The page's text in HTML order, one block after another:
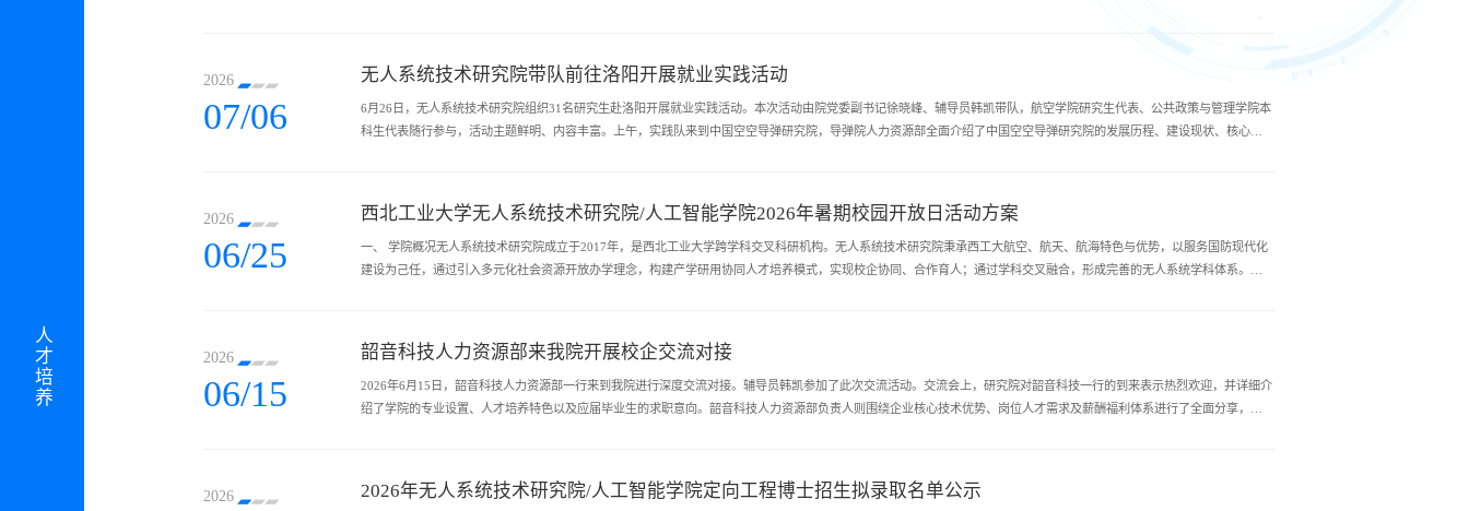
人才培养
2026
07/06
无人系统技术研究院带队前往洛阳开展就业实践活动
6月26日，无人系统技术研究院组织31名研究生赴洛阳开展就业实践活动。本次活动由院党委副书记徐晓峰、辅导员韩凯带队，航空学院研究生代表、公共政策与管理学院本
科生代表随行参与，活动主题鲜明、内容丰富。上午，实践队来到中国空空导弹研究院，导弹院人力资源部全面介绍了中国空空导弹研究院的发展历程、建设现状、核心科
2026
06/25
西北工业大学无人系统技术研究院/人工智能学院2026年暑期校园开放日活动方案
一、 学院概况无人系统技术研究院成立于2017年，是西北工业大学跨学科交叉科研机构。无人系统技术研究院秉承西工大航空、航天、航海特色与优势，以服务国防现代化
建设为己任，通过引入多元化社会资源开放办学理念，构建产学研用协同人才培养模式，实现校企协同、合作育人；通过学科交叉融合，形成完善的无人系统学科体系。研
2026
06/15
韶音科技人力资源部来我院开展校企交流对接
2026年6月15日，韶音科技人力资源部一行来到我院进行深度交流对接。辅导员韩凯参加了此次交流活动。交流会上，研究院对韶音科技一行的到来表示热烈欢迎，并详细介
绍了学院的专业设置、人才培养特色以及应届毕业生的求职意向。韶音科技人力资源部负责人则围绕企业核心技术优势、岗位人才需求及薪酬福利体系进行了全面分享，并
2026 2026年无人系统技术研究院/人工智能学院定向工程博士招生拟录取名单公示